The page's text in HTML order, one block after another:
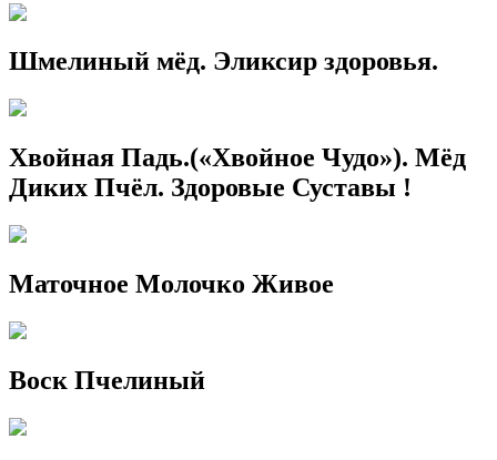
Шмелиный мёд. Эликсир здоровья.
Хвойная Падь.(«Хвойное Чудо»). Мёд
Диких Пчёл. Здоровые Суставы !
Маточное Молочко Живое
Воск Пчелиный